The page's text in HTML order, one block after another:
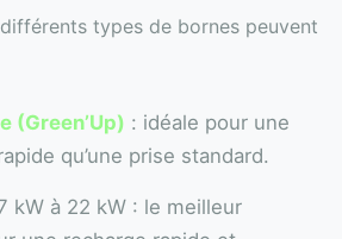
types de bornes peuvent
(Green’Up) : idéale pour une
qu’une prise standard.
kW à 22 kW : le meilleur